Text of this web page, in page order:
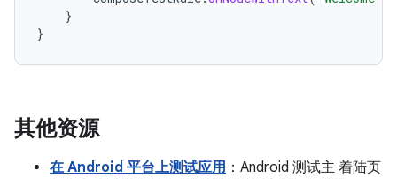
}
}
其他资源
在 Android 平台上测试应用 ：Android 测试主 着陆页